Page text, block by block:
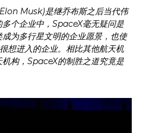
Musk)是继乔布斯之后当代伟
个企业中，SpaceX毫无疑问是
为多行星文明的企业愿景，也使
想进入的企业。相比其他航天机
构，SpaceX的制胜之道究竟是